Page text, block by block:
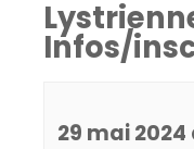
Infos/
29 mai 2024